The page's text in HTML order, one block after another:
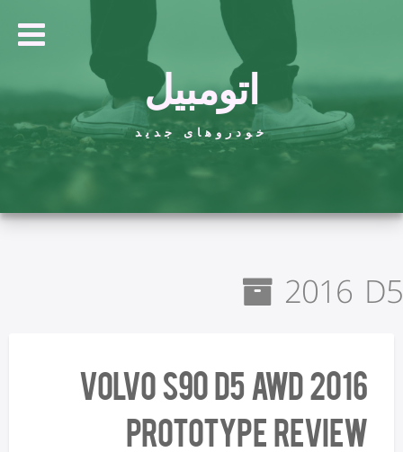
اتومبیل
خودروهای جدید
2016 D5
2016 Volvo S90 D5 AWD
prototype review